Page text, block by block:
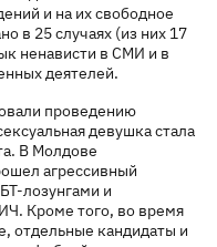
и на их свободное
в 25 случаях (из них 17
ненависти в СМИ и в
деятелей.
проведению
девушка стала
В Молдове
агрессивный
лозунгами и
Кроме того, во время
отдельные кандидаты и